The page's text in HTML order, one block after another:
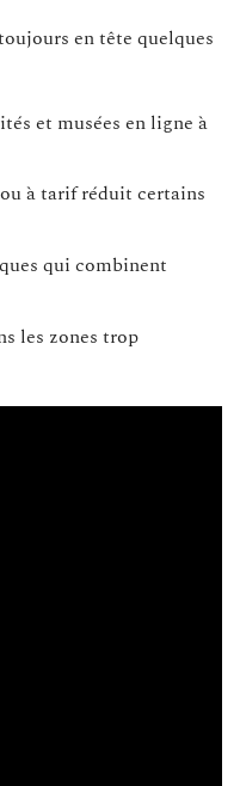
en tête quelques
et musées en ligne à
à tarif réduit certains
qui combinent
les zones trop